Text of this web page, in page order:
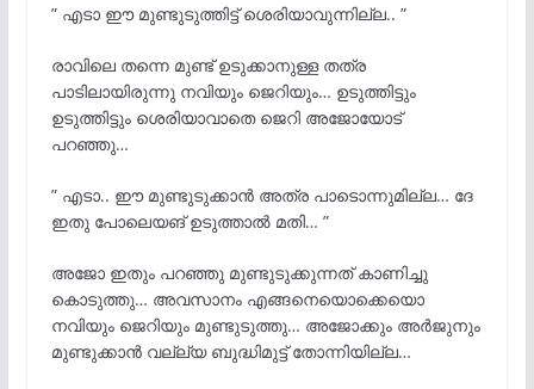
” എടാ ഈ മുണ്ടുടുത്തിട്ട് ശെരിയാവുന്നില്ല.. ”
രാവിലെ തന്നെ മുണ്ട് ഉടുക്കാനുള്ള തത്ര
പാടിലായിരുന്നു നവിയും ജെറിയും… ഉടുത്തിട്ടും
ഉടുത്തിട്ടും ശെരിയാവാതെ ജെറി അജോയോട്
പറഞ്ഞു…
” എടാ.. ഈ മുണ്ടുടുക്കാൻ അത്ര പാടൊന്നുമില്ല… ദേ
ഇതു പോലെയങ് ഉടുത്താൽ മതി… ”
അജോ ഇതും പറഞ്ഞു മുണ്ടുടുക്കുന്നത് കാണിച്ചു
കൊടുത്തു… അവസാനം എങ്ങനെയൊക്കെയൊ
നവിയും ജെറിയും മുണ്ടുടുത്തു… അജോക്കും അർജുനും
മുണ്ടുക്കാൻ വല്ല്യ ബുദ്ധിമുട്ട് തോന്നിയില്ല…